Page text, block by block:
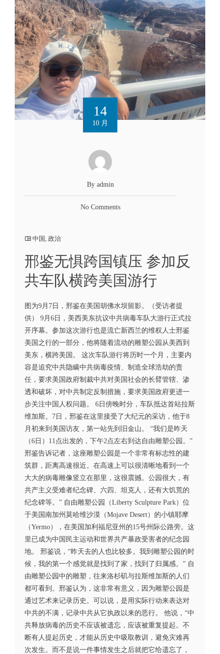
14
10 月
By admin
No Comments
中国 政治
邢鉴无惧跨国镇压 参加反
共车队横跨美国游行
图为9月7日，邢鉴在美国胡佛水坝留影。（受访者提
供） 9月6日，美西美东抗议中共病毒车队大游行正式拉
开序幕。参加这次游行也是流亡新西兰的维权人士邢鉴
美国之行的一部分，他将随着流动的雕塑公园从美西到
美东，横跨美国。 这次车队游行将历时一个月，主要内
容是追究中共隐瞒中共病毒疫情、制造全球浩劫的责
任，要求美国政府制裁中共对美国社会的长臂管辖、渗
透和破坏，对中共制定反制措施，要求美国政府更进一
步关注中国人权问题。 6日傍晚时分，车队抵达首站拉斯
维加斯。7日，邢鉴在这里接受了大纪元的采访，他于8
月初来到美国访友，第一站先到旧金山。 “我们是昨天
（6日）11点出发的，下午2点左右到达自由雕塑公园。”
邢鉴告诉记者，这座雕塑公园是一个非常有标志性的建
筑群，距离高速很近。在高速上可以很清晰地看到一个
大大的病毒雕像竖立在那里，这很震撼。公园很大，有
共产主义受难者纪念碑、六四、坦克人，还有大饥荒的
纪念碑等。” 自由雕塑公园（Liberty Sculpture Park）位
于美国南加州莫哈维沙漠（Mojave Desert）的小镇耶摩
（Yermo），在美国加利福尼亚州的15号州际公路旁。这
里已成为中国民主运动和世界共产暴政受害者的纪念园
地。 邢鉴说，“昨天去的人也比较多。我到雕塑公园的时
候，我的第一个感觉就是找到了家，找到了归属感。” 自
由雕塑公园中的雕塑，往来洛杉矶与拉斯维加斯的人们
都可看到。邢鉴认为，这非常有意义，因为雕塑公园是
通过艺术来记录历史。可以说，是用实际行动来表达对
中共的不满，记录中共从它执政以来的恶行。 他说，“中
共释放病毒的历史不应该被遗忘，应该被重复提起。不
断有人提起历史，才能从历史中吸取教训，避免灾难再
次发生。而不是说一件事情发生之后就把它给遗忘了，